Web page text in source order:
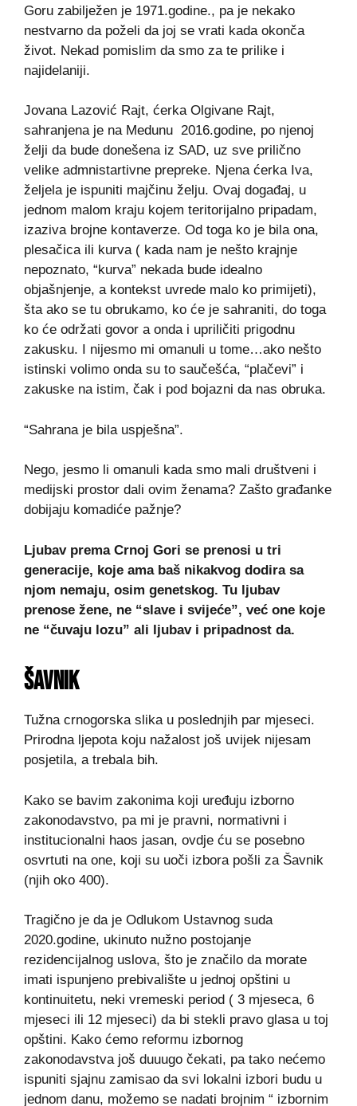
Goru zabilježen je 1971.godine., pa je nekako
nestvarno da poželi da joj se vrati kada okonča
život. Nekad pomislim da smo za te prilike i
najidelaniji.
Jovana Lazović Rajt, ćerka Olgivane Rajt,
sahranjena je na Medunu 2016.godine, po njenoj
želji da bude donešena iz SAD, uz sve prilično
velike admnistartivne prepreke. Njena ćerka Iva,
željela je ispuniti majčinu želju. Ovaj događaj, u
jednom malom kraju kojem teritorijalno pripadam,
izaziva brojne kontaverze. Od toga ko je bila ona,
plesačica ili kurva ( kada nam je nešto krajnje
nepoznato, “kurva” nekada bude idealno
objašnjenje, a kontekst uvrede malo ko primijeti),
šta ako se tu obrukamo, ko će je sahraniti, do toga
ko će održati govor a onda i upriličiti prigodnu
zakusku. I nijesmo mi omanuli u tome…ako nešto
istinski volimo onda su to saučešća, “plačevi” i
zakuske na istim, čak i pod bojazni da nas obruka.
“Sahrana je bila uspješna”.
Nego, jesmo li omanuli kada smo mali društveni i
medijski prostor dali ovim ženama? Zašto građanke
dobijaju komadiće pažnje?
Ljubav prema Crnoj Gori se prenosi u tri
generacije, koje ama baš nikakvog dodira sa
njom nemaju, osim genetskog. Tu ljubav
prenose žene, ne “slave i svijeće”, već one koje
ne “čuvaju lozu” ali ljubav i pripadnost da.
ŠAVNIK
Tužna crnogorska slika u poslednjih par mjeseci.
Prirodna ljepota koju nažalost još uvijek nijesam
posjetila, a trebala bih.
Kako se bavim zakonima koji uređuju izborno
zakonodavstvo, pa mi je pravni, normativni i
institucionalni haos jasan, ovdje ću se posebno
osvrtuti na one, koji su uoči izbora pošli za Šavnik
(njih oko 400).
Tragično je da je Odlukom Ustavnog suda
2020.godine, ukinuto nužno postojanje
rezidencijalnog uslova, što je značilo da morate
imati ispunjeno prebivalište u jednoj opštini u
kontinuitetu, neki vremeski period ( 3 mjeseca, 6
mjeseci ili 12 mjeseci) da bi stekli pravo glasa u toj
opštini. Kako ćemo reformu izbornog
zakonodavstva još duuugo čekati, pa tako nećemo
ispuniti sjajnu zamisao da svi lokalni izbori budu u
jednom danu, možemo se nadati brojnim “ izbornim